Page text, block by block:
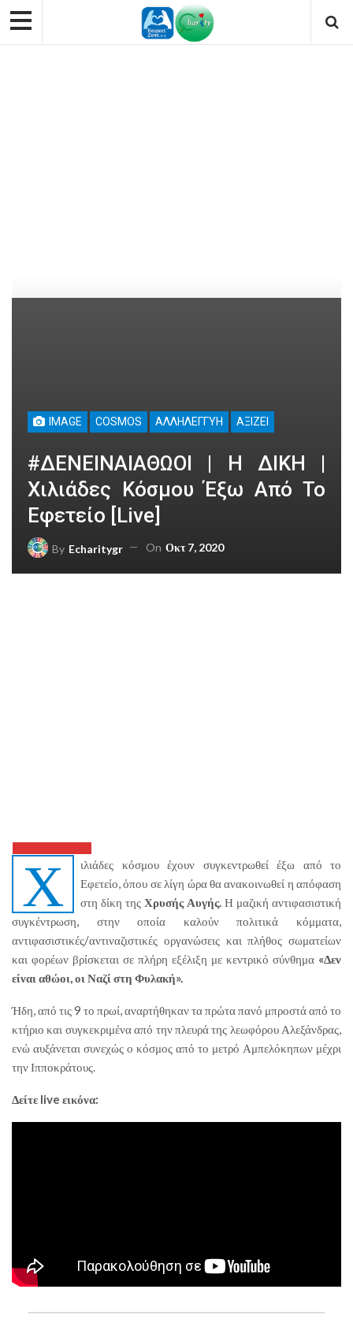
IMAGE COSMOS ΑΛΛΗΛΕΓΓΎΗ ΑΞΊΖΕΙ
#ΔΕΝΕΙΝΑΙΑΘΩΟΙ | Η ΔΙΚΗ |
Χιλιάδες Κόσμου Έξω Από Το
Εφετείο [Live]
By Echaritygr On Οκτ 7, 2020
Χ
ιλιάδες κόσμου έχουν συγκεντρωθεί έξω από το
Εφετείο, όπου σε λίγη ώρα θα ανακοινωθεί η απόφαση
στη δίκη της Χρυσής Αυγής. Η μαζική αντιφασιστική
συγκέντρωση, στην οποία καλούν πολιτικά κόμματα,
αντιφασιστικές/αντιναζιστικές οργανώσεις και πλήθος σωματείων
και φορέων βρίσκεται σε πλήρη εξέλιξη με κεντρικό σύνθημα «Δεν
είναι αθώοι, οι Ναζί στη Φυλακή».
Ήδη, από τις 9 το πρωί, αναρτήθηκαν τα πρώτα πανό μπροστά από το
κτήριο και συγκεκριμένα από την πλευρά της λεωφόρου Αλεξάνδρας,
ενώ αυξάνεται συνεχώς ο κόσμος από το μετρό Αμπελόκηπων μέχρι
την Ιπποκράτους.
Δείτε live εικόνα: